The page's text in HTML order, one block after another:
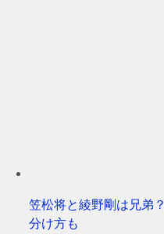
笠松将と綾野剛は兄弟
分け方も